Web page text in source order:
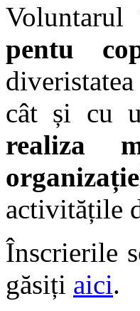
pentu
cât și cu
realiza
activitățile
Înscrierile
găsiți aici.